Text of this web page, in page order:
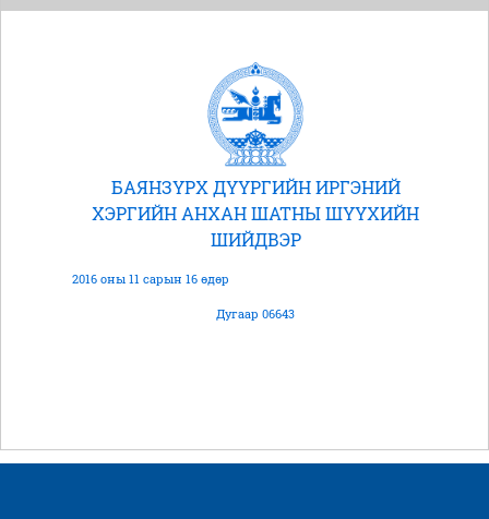
БАЯНЗҮРХ ДҮҮРГИЙН ИРГЭНИЙ
ХЭРГИЙН АНХАН ШАТНЫ ШҮҮХИЙН
ШИЙДВЭР
2016 оны 11 сарын 16 өдөр
Дугаар 06643